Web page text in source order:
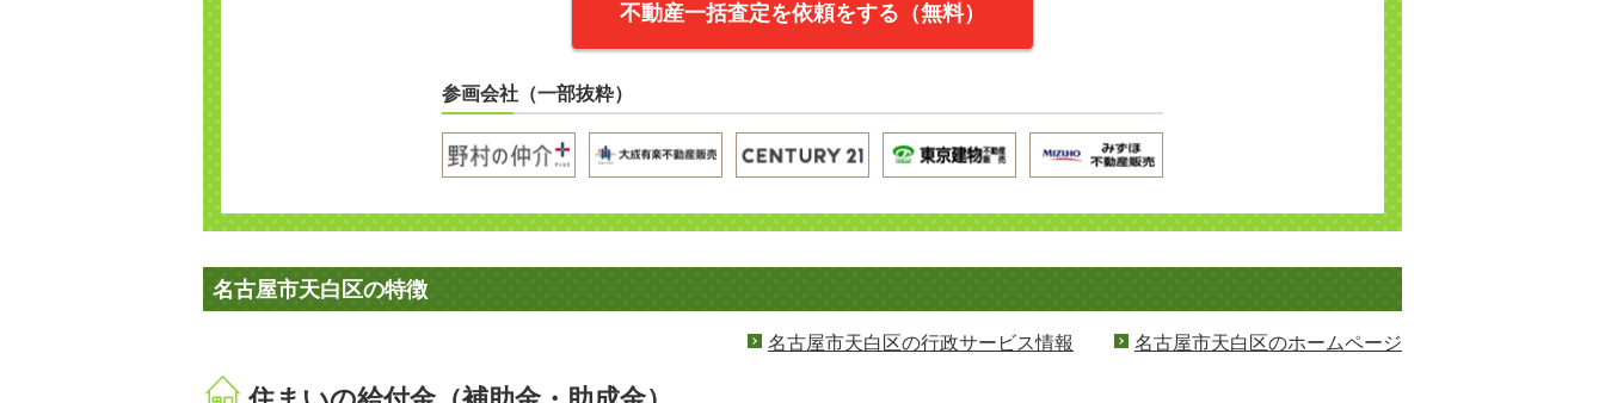
不動産一括査定を依頼をする（無料）
参画会社（一部抜粋）
名古屋市天白区の特徴
名古屋市天白区の行政サービス情報 名古屋市天白区のホームページ